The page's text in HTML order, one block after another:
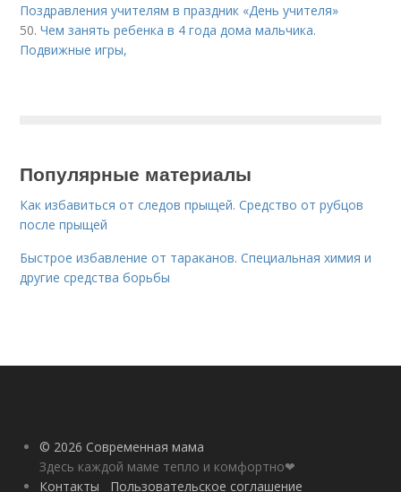
Поздравления учителям в праздник «День учителя»
50.Чем занять ребенка в 4 года дома мальчика.
Подвижные игры,
Популярные материалы
Как избавиться от следов прыщей. Средство от рубцов
после прыщей
Быстрое избавление от тараканов. Специальная химия и
другие средства борьбы
© 2026 Современная мама
Здесь каждой маме тепло и комфортно❤
Контакты
Пользовательское соглашение